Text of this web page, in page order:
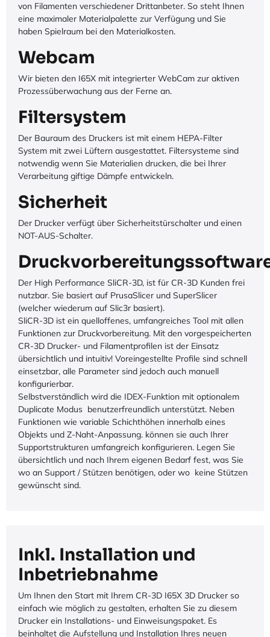
von Filamenten verschiedener Drittanbeter. So steht Ihnen
eine maximaler Materialpalette zur Verfügung und Sie
haben Spielraum bei den Materialkosten.
Webcam
Wir bieten den I65X mit integrierter WebCam zur aktiven
Prozessüberwachung aus der Ferne an.
Filtersystem
Der Bauraum des Druckers ist mit einem HEPA-Filter
System mit zwei Lüftern ausgestattet. Filtersysteme sind
notwendig wenn Sie Materialien drucken, die bei Ihrer
Verarbeitung giftige Dämpfe entwickeln.
Sicherheit
Der Drucker verfügt über Sicherheitstürschalter und einen
NOT-AUS-Schalter.
Der High Performance SliCR-3D, ist für CR-3D Kunden frei
nutzbar. Sie basiert auf PrusaSlicer und SuperSlicer
(welcher wiederum auf Slic3r basiert).
SliCR-3D ist ein quelloffenes, umfangreiches Tool mit allen
Funktionen zur Druckvorbereitung. Mit den vorgespeicherten
CR-3D Drucker- und Filamentprofilen ist der Einsatz
übersichtlich und intuitiv! Voreingestellte Profile sind schnell
einsetzbar, alle Parameter sind jedoch auch manuell
konfigurierbar.
Selbstverständlich wird die IDEX-Funktion mit optionalem
Duplicate Modus benutzerfreundlich unterstützt. Neben
Funktionen wie variable Schichthöhen innerhalb eines
Objekts und Z-Naht-Anpassung. können sie auch Ihrer
Supportstrukturen umfangreich konfigurieren. Legen Sie
übersichtlich und nach Ihrem eigenen Bedarf fest, was Sie
wo an Support / Stützen benötigen, oder wo keine Stützen
gewünscht sind.
Inkl. Installation und
Inbetriebnahme
Um Ihnen den Start mit Ihrem CR-3D I65X 3D Drucker so
einfach wie möglich zu gestalten, erhalten Sie zu diesem
Drucker ein Installations- und Einweisungspaket. Es
beinhaltet die Aufstellung und Installation Ihres neuen